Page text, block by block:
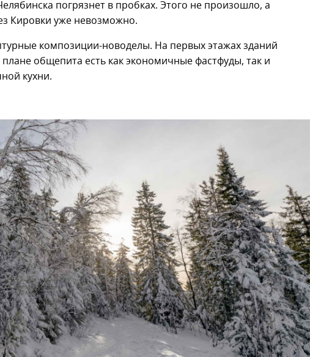
погрязнет в пробках. Этого не произошло, а
Кировки уже невозможно.
композиции-новоделы. На первых этажах зданий
общепита есть как экономичные фастфуды, так и
кухни.